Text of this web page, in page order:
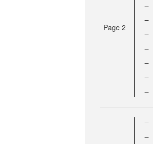
Page 2